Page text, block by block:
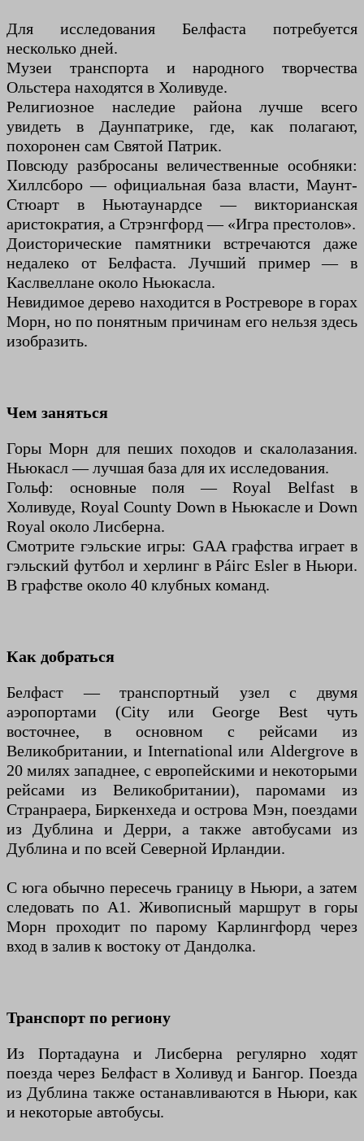
Для исследования Белфаста потребуется
несколько дней.
Музеи транспорта и народного творчества
Ольстера находятся в Холивуде.
Религиозное наследие района лучше всего
увидеть в Даунпатрике, где, как полагают,
похоронен сам Святой Патрик.
Повсюду разбросаны величественные особняки:
Хиллсборо — официальная база власти, Маунт-
Стюарт в Ньютаунардсе — викторианская
аристократия, а Стрэнгфорд — «Игра престолов».
Доисторические памятники встречаются даже
недалеко от Белфаста. Лучший пример — в
Каслвеллане около Ньюкасла.
Невидимое дерево находится в Ростреворе в горах
Морн, но по понятным причинам его нельзя здесь
изобразить.
Чем заняться
Горы Морн для пеших походов и скалолазания.
Ньюкасл — лучшая база для их исследования.
Гольф: основные поля — Royal Belfast в
Холивуде, Royal County Down в Ньюкасле и Down
Royal около Лисберна.
Смотрите гэльские игры: GAA графства играет в
гэльский футбол и херлинг в Páirc Esler в Ньюри.
В графстве около 40 клубных команд.
Как добраться
Белфаст — транспортный узел с двумя
аэропортами (City или George Best чуть
восточнее, в основном с рейсами из
Великобритании, и International или Aldergrove в
20 милях западнее, с европейскими и некоторыми
рейсами из Великобритании), паромами из
Странраера, Биркенхеда и острова Мэн, поездами
из Дублина и Дерри, а также автобусами из
Дублина и по всей Северной Ирландии.
С юга обычно пересечь границу в Ньюри, а затем
следовать по A1. Живописный маршрут в горы
Морн проходит по парому Карлингфорд через
вход в залив к востоку от Дандолка.
Транспорт по региону
Из Портадауна и Лисберна регулярно ходят
поезда через Белфаст в Холивуд и Бангор. Поезда
из Дублина также останавливаются в Ньюри, как
и некоторые автобусы.